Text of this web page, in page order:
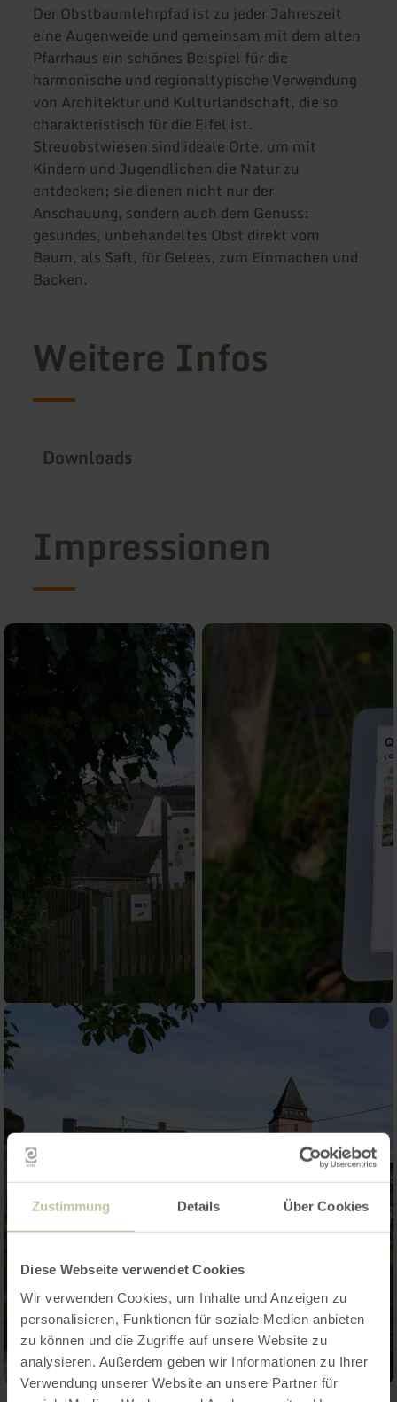
Zustimmung Details Über Cookies
Diese Webseite verwendet Cookies
Wir verwenden Cookies, um Inhalte und Anzeigen zu
personalisieren, Funktionen für soziale Medien anbieten
zu können und die Zugriffe auf unsere Website zu
analysieren. Außerdem geben wir Informationen zu Ihrer
Verwendung unserer Website an unsere Partner für
Der Obstbaumlehrpfad ist zu jeder Jahreszeit
eine Augenweide und gemeinsam mit dem alten
Pfarrhaus ein schönes Beispiel für die
harmonische und regionaltypische Verwendung
von Architektur und Kulturlandschaft, die so
charakteristisch für die Eifel ist.
Streuobstwiesen sind ideale Orte, um mit
Kindern und Jugendlichen die Natur zu
entdecken; sie dienen nicht nur der
Anschauung, sondern auch dem Genuss:
gesundes, unbehandeltes Obst direkt vom
Baum, als Saft, für Gelees, zum Einmachen und
Backen.
Weitere Infos
Downloads
Impressionen